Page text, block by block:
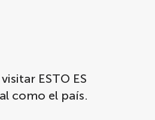
ESTO ES
como el país.